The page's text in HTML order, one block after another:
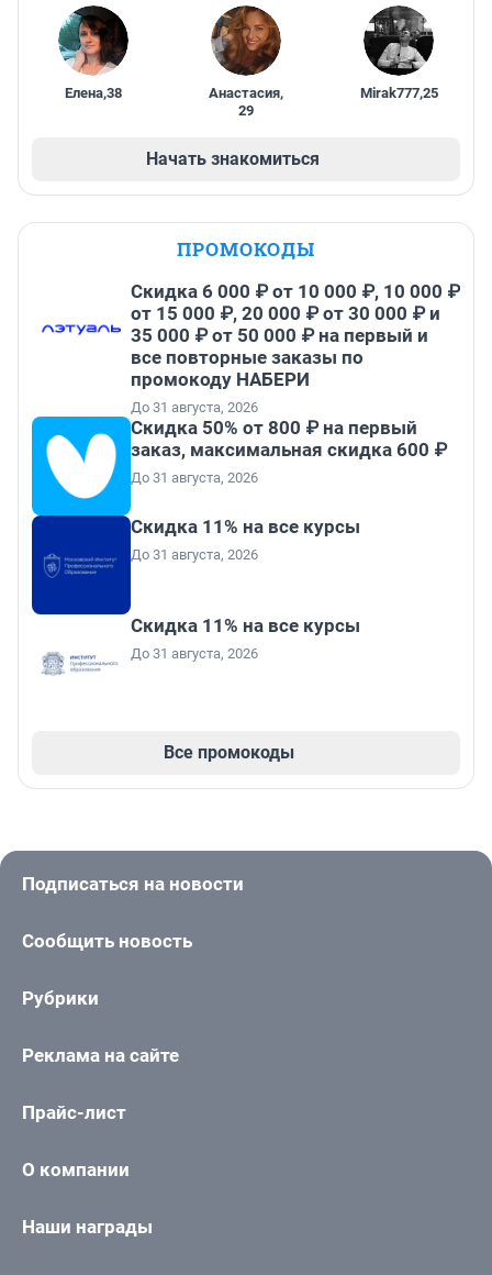
Елена,38 Анастасия,
29
Mirak777,25
Начать знакомиться
ПРОМОКОДЫ
Скидка 6 000 ₽ от 10 000 ₽, 10 000 ₽
от 15 000 ₽, 20 000 ₽ от 30 000 ₽ и
35 000 ₽ от 50 000 ₽ на первый и
все повторные заказы по
промокоду НАБЕРИ
До 31 августа, 2026
Скидка 50% от 800 ₽ на первый
заказ, максимальная скидка 600 ₽
До 31 августа, 2026
Скидка 11% на все курсы
До 31 августа, 2026
Скидка 11% на все курсы
До 31 августа, 2026
Все промокоды
Подписаться на новости
Сообщить новость
Рубрики
Реклама на сайте
Прайс-лист
О компании
Наши награды